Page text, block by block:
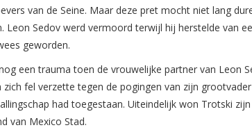
van de Seine. Maar deze pret mocht niet lang
Leon Sedov werd vermoord terwijl hij herstelde van
geworden.
een trauma toen de vrouwelijke partner van Leon
zich fel verzette tegen de pogingen van zijn
had toegestaan. Uiteindelijk won Trotski
van Mexico Stad.